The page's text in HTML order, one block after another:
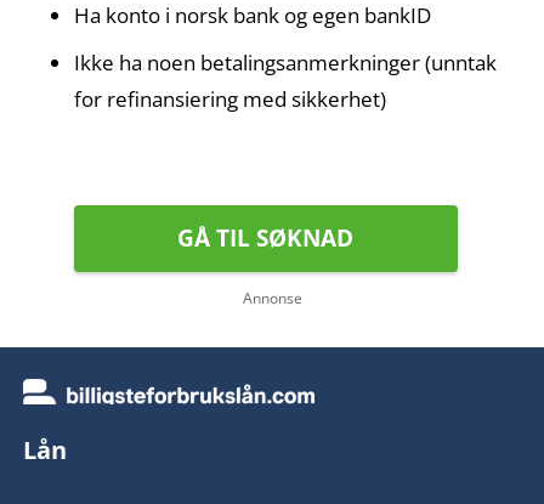
Ha konto i norsk bank og egen bankID
Ikke ha noen betalingsanmerkninger (unntak
for refinansiering med sikkerhet)
GÅ TIL SØKNAD
Annonse
Lån